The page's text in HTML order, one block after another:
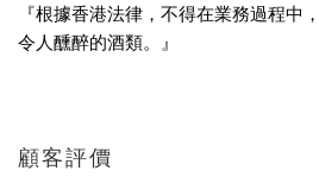
『根據香港法律，不得在業務過程中
令人醺醉的酒類。』
顧客評價